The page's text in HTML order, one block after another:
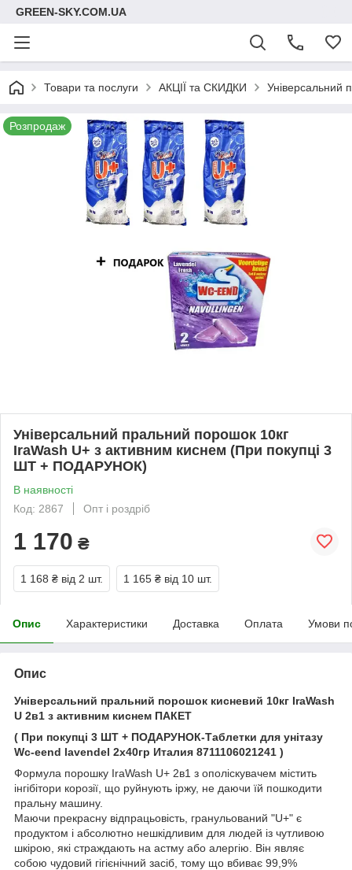
GREEN-SKY.COM.UA
Товари та послуги АКЦІЇ та СКИДКИ Універсальний
Розпродаж
Універсальний пральний порошок 10кг
IraWash U+ з активним киснем (При покупці 3
ШТ + ПОДАРУНОК)
В наявності
Код: 2867
Опт і роздріб
1 170 ₴
1 168 ₴ від 2 шт. 1 165 ₴ від 10 шт.
Опис Характеристики Доставка Оплата Умови
Опис
Універсальний пральний порошок кисневий 10кг IraWash
U 2в1 з активним киснем ПАКЕТ
( При покупці 3 ШТ + ПОДАРУНОК-Таблетки для унітазу
Wc-eend lavendel 2х40гр Италия 8711106021241 )
Формула порошку IraWash U+ 2в1 з ополіскувачем містить
інгібітори корозії, що руйнують іржу, не даючи їй пошкодити
пральну машину.
Маючи прекрасну відпрацьовість, гранульований "U+" є
продуктом і абсолютно нешкідливим для людей із чутливою
шкірою, які страждають на астму або алергію. Він являє
собою чудовий гігієнічний засіб, тому що вбиває 99,9%